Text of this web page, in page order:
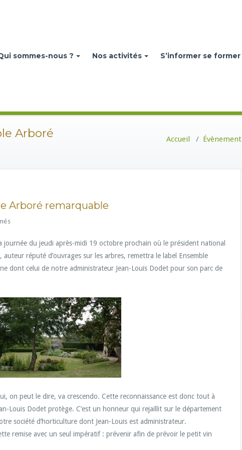
sommes-nous ? Nos activités S’informer se former
Arboré
Accueil / Évènement
Arboré remarquable
r
R
e
m
e
d’u
n
a
b
e
l
s
e
m
b
journée du jeudi après-midi 19 octobre prochain où le président national
auteur réputé d’ouvrages sur les arbres, remettra le label Ensemble
dont celui de notre administrateur Jean-Louis Dodet pour son parc de
on peut le dire, va crescendo. Cette reconnaissance est donc tout à
Louis Dodet protège. C’est un honneur qui rejaillit sur le département
société d’horticulture dont Jean-Louis est administrateur.
remise avec un seul impératif : prévenir afin de prévoir le petit vin